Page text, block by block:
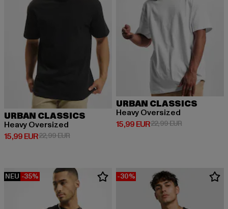
URBAN CLASSICS
Heavy Oversized
15,99 EUR
Derzeitiger Preis: 15,99 EUR
22,99 EURAktionspreis: 22,99 EUR
URBAN CLASSICS
Heavy Oversized
15,99 EUR
Derzeitiger Preis: 15,99 EUR
22,99 EURAktionspreis:
NEU -35% -30%